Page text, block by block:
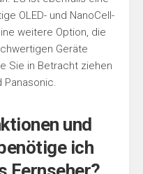
OLED- und NanoCell-
weitere Option, die
Geräte
Sie in Betracht ziehen
Panasonic.
und
ich